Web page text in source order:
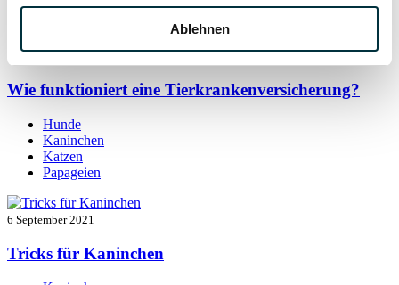
Ablehnen
Kaninchen
7 September 2021
Wie funktioniert eine Tierkrankenversicherung?
Hunde
Kaninchen
Katzen
Papageien
6 September 2021
Tricks für Kaninchen